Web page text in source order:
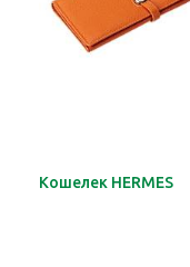
Кошелек HERMES